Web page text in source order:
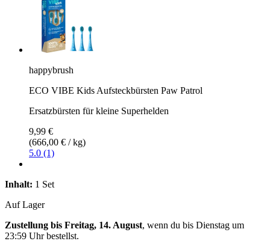
happybrush
ECO VIBE Kids Aufsteckbürsten Paw Patrol
Ersatzbürsten für kleine Superhelden
9,99 €
(666,00 € / kg)
5.0 (1)
Inhalt: 1 Set
Auf Lager
Zustellung bis Freitag, 14. August, wenn du bis Dienstag um
23:59 Uhrbestellst.